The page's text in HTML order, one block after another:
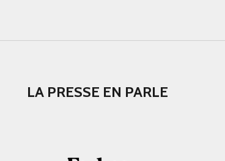
LA PRESSE EN PARLE